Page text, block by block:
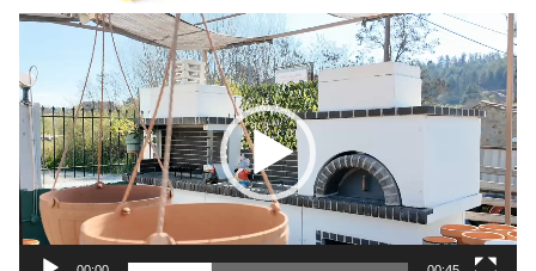
Πρόγραμμα
Αναπαραγωγής
Βίντεο